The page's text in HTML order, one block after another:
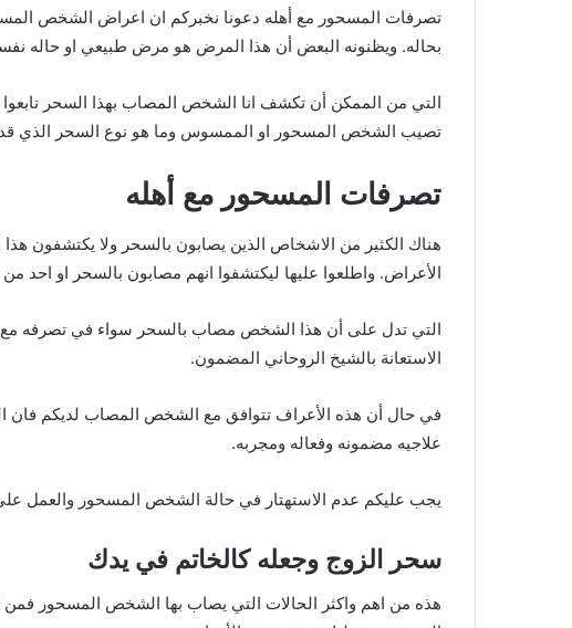
تصرفات المسحور مع أهله دعونا نخبركم ان اعراض الشخص
بحاله. ويظنونه البعض أن هذا المرض هو مرض طبيعي او حاله
التي من الممكن أن تكشف انا الشخص المصاب بهذا السحر تابعوا
تصيب الشخص المسحور او الممسوس وما هو نوع السحر الذي
تصرفات المسحور مع أهله
هناك الكثير من الاشخاص الذين يصابون بالسحر ولا يكتشفون
الأعراض. واطلعوا عليها ليكتشفوا انهم مصابون بالسحر او احد
التي تدل على أن هذا الشخص مصاب بالسحر سواء في تصرفه مع
الاستعانة بالشيخ الروحاني المضمون.
في حال أن هذه الأعراف تتوافق مع الشخص المصاب لديكم
علاجيه مضمونه وفعاله ومجربه.
يجب عليكم عدم الاستهتار في حالة الشخص المسحور والعمل
سحر الزوج وجعله كالخاتم في يدك
هذه من اهم واكثر الحالات التي يصاب بها الشخص المسحور